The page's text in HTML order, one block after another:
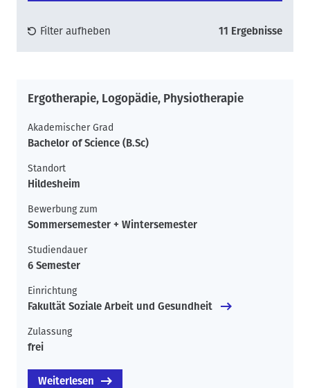
Filter aufheben 11 Ergebnisse
Ergotherapie, Logopädie, Physiotherapie
Akademischer Grad
Bachelor of Science (B.Sc)
Standort
Hildesheim
Bewerbung zum
Sommersemester + Wintersemester
Studiendauer
6 Semester
Einrichtung
Fakultät Soziale Arbeit und Gesundheit
Zulassung
frei
Weiterlesen